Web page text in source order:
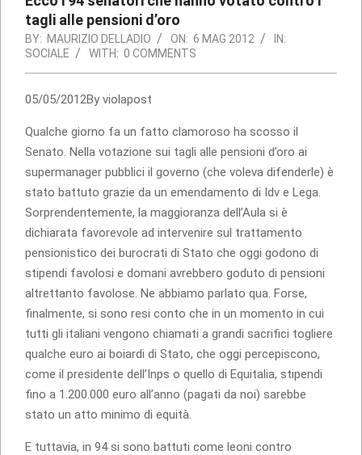
tagli alle pensioni d’oro
BY: MAURIZIO DELLADIO ON: 6 MAG 2012
IN:
SOCIALE
WITH: 0 COMMENTS
05/05/2012By violapost
Qualche giorno fa un fatto clamoroso ha scosso il
Senato. Nella votazione sui tagli alle pensioni d’oro ai
supermanager pubblici il governo (che voleva difenderle) è
stato battuto grazie da un emendamento di Idv e Lega.
Sorprendentemente, la maggioranza dell’Aula si è
dichiarata favorevole ad intervenire sul trattamento
pensionistico dei burocrati di Stato che oggi godono di
stipendi favolosi e domani avrebbero goduto di pensioni
altrettanto favolose. Ne abbiamo parlato qua. Forse,
finalmente, si sono resi conto che in un momento in cui
tutti gli italiani vengono chiamati a grandi sacrifici togliere
qualche euro ai boiardi di Stato, che oggi percepiscono,
come il presidente dell’Inps o quello di Equitalia, stipendi
fino a 1.200.000 euro all’anno (pagati da noi) sarebbe
stato un atto minimo di equità.
E tuttavia, in 94 si sono battuti come leoni contro